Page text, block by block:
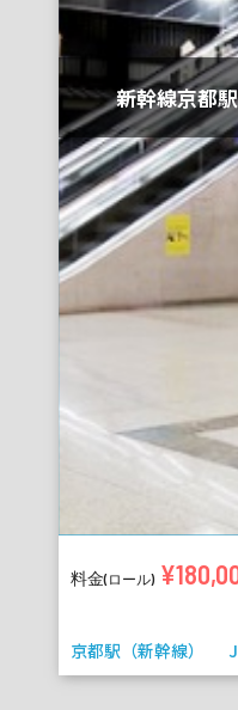
新幹線京都
料金(ロール)
京都駅（新幹線）